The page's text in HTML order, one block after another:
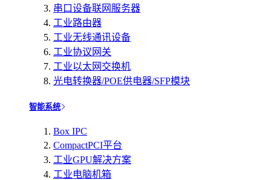
串口设备联网服务器
工业路由器
工业无线通讯设备
工业协议网关
工业以太网交换机
光电转换器/POE供电器/SFP模块
智能系统
Box IPC
CompactPCI平台
工业GPU解决方案
工业电脑机箱